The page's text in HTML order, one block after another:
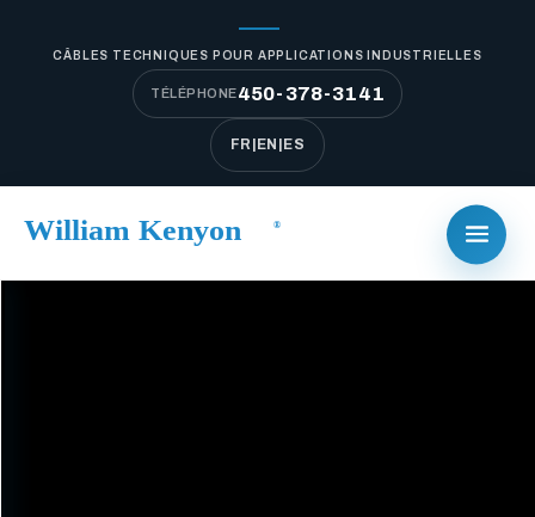
CÂBLES TECHNIQUES POUR APPLICATIONS INDUSTRIELLES
TÉLÉPHONE450-378-3141
FR EN ES